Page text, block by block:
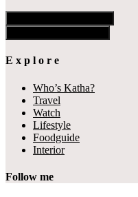
E x p l o r e
Who’s Katha?
Travel
Watch
Lifestyle
Foodguide
Interior
Follow me